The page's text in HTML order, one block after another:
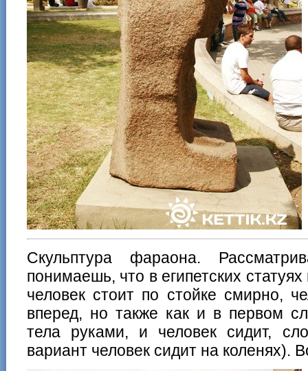
Скульптура фараона.
понимаешь, что в египетских
человек стоит по стойке смирно,
вперед, но также как и в первом
тела руками, и человек сидит,
вариант человек сидит на коленях).